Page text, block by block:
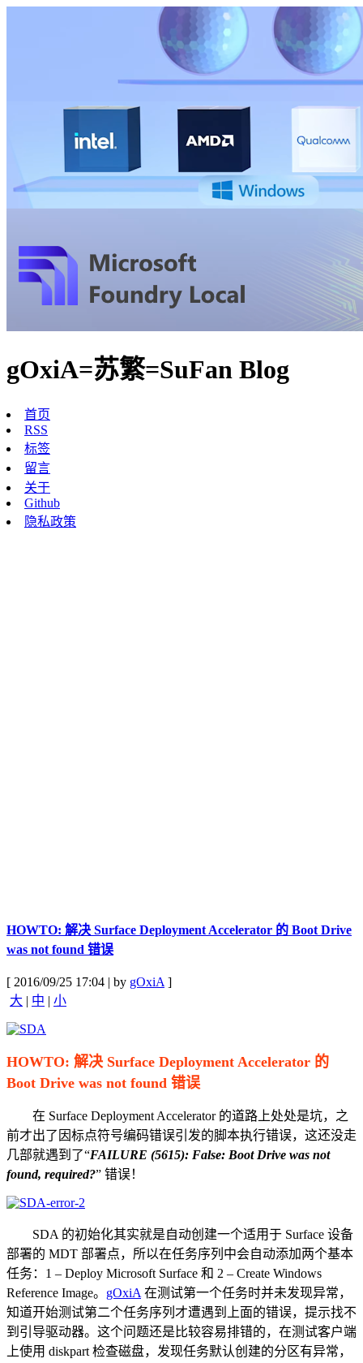
gOxiA=苏繁=SuFan Blog
首页
RSS
标签
留言
关于
Github
隐私政策
HOWTO: 解决 Surface Deployment Accelerator 的 Boot Drive
was not found 错误
[ 2016/09/25 17:04 | by gOxiA]
大 | 中 | 小
HOWTO: 解决 Surface Deployment Accelerator 的
Boot Drive was not found 错误
在 Surface Deployment Accelerator 的道路上处处是坑，之
前才出了因标点符号编码错误引发的脚本执行错误，这还没走
几部就遇到了“FAILURE (5615): False: Boot Drive was not
found, required?” 错误！
SDA 的初始化其实就是自动创建一个适用于 Surface 设备
部署的 MDT 部署点，所以在任务序列中会自动添加两个基本
任务：1 – Deploy Microsoft Surface 和 2 – Create Windows
Reference Image。 gOxiA在测试第一个任务时并未发现异常，
知道开始测试第二个任务序列才遭遇到上面的错误，提示找不
到引导驱动器。这个问题还是比较容易排错的，在测试客户端
上使用 diskpart 检查磁盘，发现任务默认创建的分区有异常，